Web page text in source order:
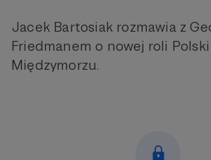
Jacek Bartosiak rozmawia z
Friedmanem o nowej roli
Międzymorzu.